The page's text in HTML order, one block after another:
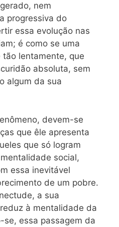
nem
progressiva do
essa evolução nas
é como se uma
lentamente, que
absoluta, sem
algum da sua
devem-se
que êle apresenta
que só logram
social,
essa inevitável
de um pobre.
a sua
à mentalidade da
essa passagem da